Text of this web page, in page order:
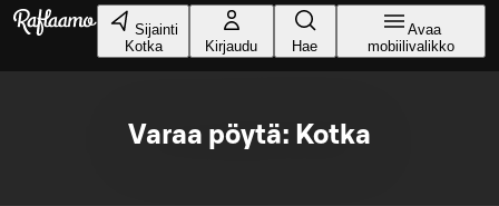
Siirry pääsisältöön
Sijainti
Kotka
Kirjaudu Hae
Avaa
mobiilivalikko
Varaa pöytä: Kotka